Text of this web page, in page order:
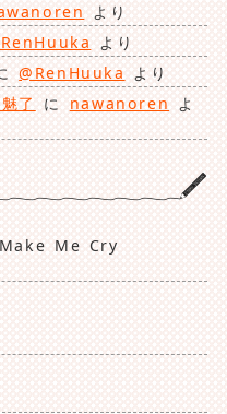
より
より
@RenHuuka より
了
に nawanoren よ
Me Cry